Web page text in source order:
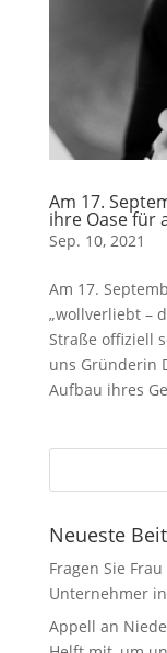
Am 17.
ihre Oase für
Sep. 10, 2021
Am 17.
„wollverliebt –
Straße offiziell
uns Gründerin
Aufbau ihres
Neueste
Fragen Sie
Unternehmer
Appell an